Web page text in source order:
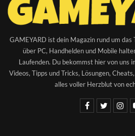
GAMEYARD ist dein Magazin rund um das
über PC, Handhelden und Mobile
Laufenden. Du bekommst hier von uns
Videos, Tipps und Tricks, Lösungen,
alles voller Herzblut von